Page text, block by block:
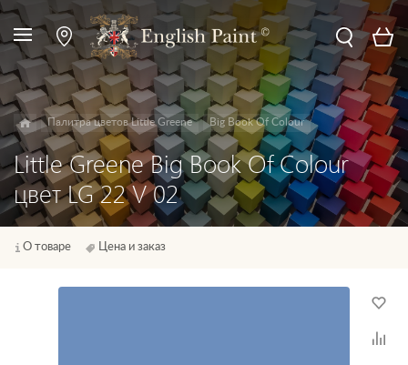
Палитра цветов Little Greene Big Book Of Colour
Little Greene Big Book Of Colour
цвет LG 22 V 02
О товаре Цена и заказ